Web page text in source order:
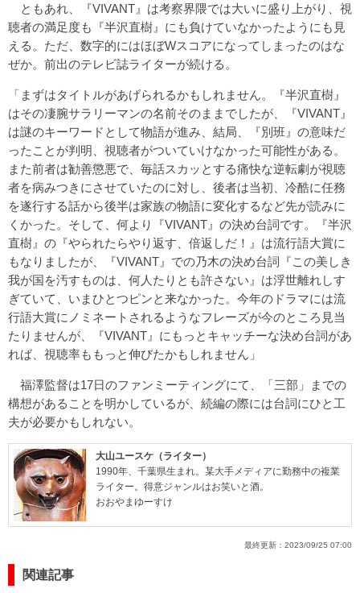
ともあれ、『VIVANT』は考察界隈では大いに盛り上がり、視
聴者の満足度も『半沢直樹』にも負けていなかったようにも見
える。ただ、数字的にはほぼWスコアになってしまったのはな
ぜか。前出のテレビ誌ライターが続ける。
「まずはタイトルがあげられるかもしれません。『半沢直樹』
はその凄腕サラリーマンの名前そのままでしたが、『VIVANT』
は謎のキーワードとして物語が進み、結局、『別班』の意味だ
ったことが判明、視聴者がついていけなかった可能性がある。
また前者は勧善懲悪で、毎話スカッとする痛快な逆転劇が視聴
者を病みつきにさせていたのに対し、後者は当初、冷酷に任務
を遂行する話から後半は家族の物語に変化するなど先が読みに
くかった。そして、何より『VIVANT』の決め台詞です。『半沢
直樹』の『やられたらやり返す、倍返しだ！』は流行語大賞に
もなりましたが、『VIVANT』での乃木の決め台詞『この美しき
我が国を汚すものは、何人たりとも許さない』は浮世離れしす
ぎていて、いまひとつピンと来なかった。今年のドラマには流
行語大賞にノミネートされるようなフレーズが今のところ見当
たりませんが、『VIVANT』にもっとキャッチーな決め台詞があ
れば、視聴率ももっと伸びたかもしれません」
福澤監督は17日のファンミーティングにて、「三部」までの
構想があることを明かしているが、続編の際には台詞にひと工
夫が必要かもしれない。
大山ユースケ（ライター）
1990年、千葉県生まれ。某大手メディアに勤務中の複業
ライター。得意ジャンルはお笑いと酒。
おおやまゆーすけ
最終更新： 2023/09/25 07:00
関連記事